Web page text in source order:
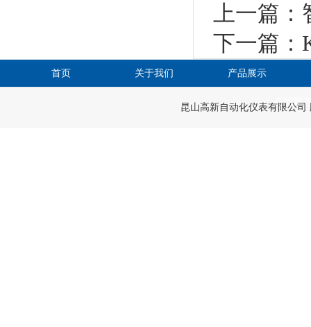
上一篇：
下一篇：
首页 关于我们 产品展示
在线留
昆山高新自动化仪表有限公